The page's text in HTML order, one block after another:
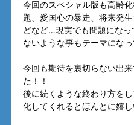
今回のスペシャル版も高齢
題、愛国心の暴走、将来発
どなど…現実でも問題になっ
ないような事もテーマになっ
今回も期待を裏切らない出
た！！
後に続くような終わり方を
化してくれるとほんとに嬉し